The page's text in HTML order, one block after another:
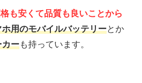
も安くて品質も良いことから
ホ用のモバイルバッテリーとか
カーも持っています。